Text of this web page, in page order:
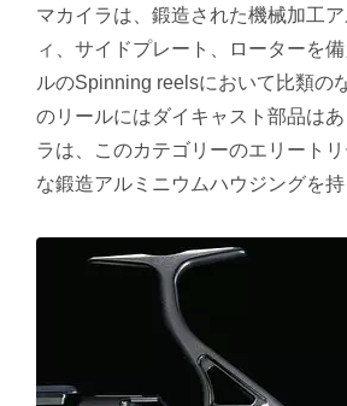
マカイラは、鍛造された機械加工
ィ、サイドプレート、ローターを
ルのSpinning reelsにおいて比類の
のリールにはダイキャスト部品は
ラは、このカテゴリーのエリート
な鍛造アルミニウムハウジングを持